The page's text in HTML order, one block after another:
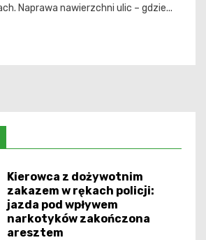
Naprawa nawierzchni ulic – gdzie...
Kierowca z dożywotnim
zakazem w rękach policji:
jazda pod wpływem
narkotyków zakończona
aresztem